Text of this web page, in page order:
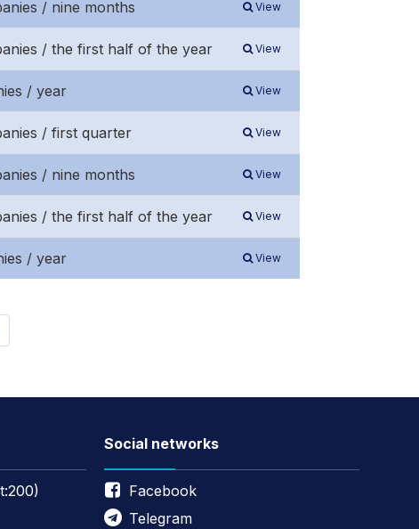
/ nine months View
/ the first half of the year View
/ year View
/ first quarter View
/ nine months View
/ the first half of the year View
/ year View
Social networks
Facebook
Telegram